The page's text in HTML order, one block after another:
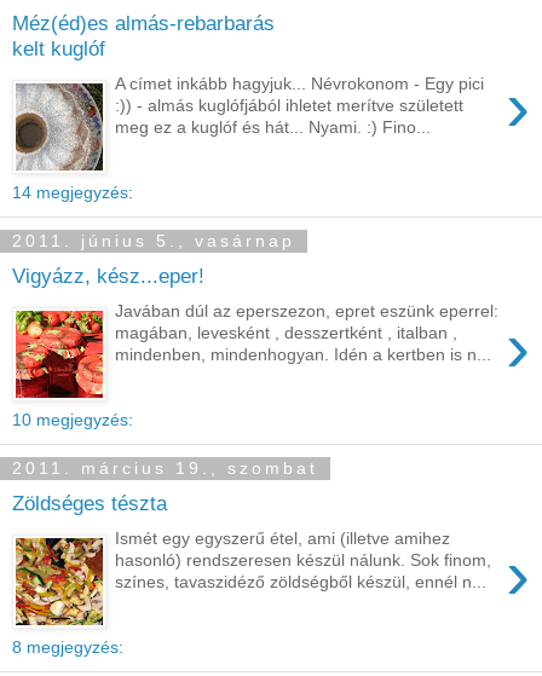
Méz(éd)es almás-rebarbarás
kelt kuglóf
›
A címet inkább hagyjuk... Névrokonom - Egy pici
:)) - almás kuglófjából ihletet merítve született
meg ez a kuglóf és hát... Nyami. :) Fino...
14 megjegyzés:
2011. június 5., vasárnap
Vigyázz, kész...eper!
›
Javában dúl az eperszezon, epret eszünk eperrel:
magában, levesként , desszertként , italban ,
mindenben, mindenhogyan. Idén a kertben is n...
10 megjegyzés:
2011. március 19., szombat
Zöldséges tészta
›
Ismét egy egyszerű étel, ami (illetve amihez
hasonló) rendszeresen készül nálunk. Sok finom,
színes, tavaszidéző zöldségből készül, ennél n...
8 megjegyzés: